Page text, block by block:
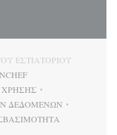
ΕΣΤΙΑΤΟΡΊΟΥ
((ΑΝΟΊΓΕΙ ΣΕ ΝΈΟ
ΧΡΉΣΗΣ
((ΑΝΟΊΓΕΙ ΣΕ ΝΈΟ
ΔΕΔΟΜΈΝΩΝ
ΣΕ ΝΈΟ ΠΑΡΆΘΥΡΟ))
((ΑΝΟΊΓΕΙ ΣΕ ΝΈΟ